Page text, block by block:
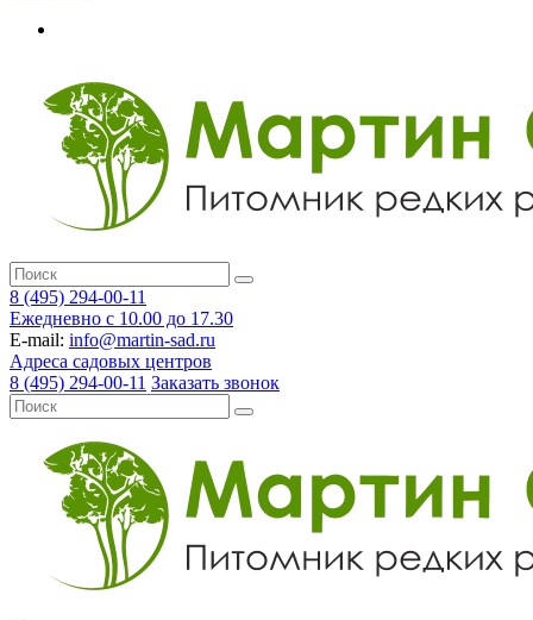
8 (495) 294-00-11
Ежедневно с 10.00 до 17.30
E-mail: info@martin-sad.ru
Адреса садовых центров
8 (495) 294-00-11 Заказать звонок